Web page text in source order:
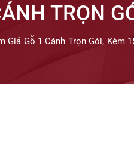
TRỌN
Giả Gỗ 1 Cánh Trọn Gói, Kèm